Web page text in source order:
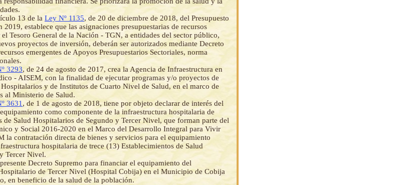
13 de la Ley Nº 1135, de 20 de diciembre de 2018, del Presupuesto
2019, establece que las asignaciones presupuestarias de recursos
Tesoro General de la Nación - TGN, a entidades del sector público,
proyectos de inversión, deberán ser autorizados mediante Decreto
emergentes de Apoyos Presupuestarios Sectoriales, norma
3293, de 24 de agosto de 2017, crea la Agencia de Infraestructura en
- AISEM, con la finalidad de ejecutar programas y/o proyectos de
y de Institutos de Cuarto Nivel de Salud, en el marco de
al Ministerio de Salud.
3631 , de 1 de agosto de 2018, tiene por objeto declarar de interés del
como componente de la infraestructura hospitalaria de
de Salud Hospitalarios de Segundo y Tercer Nivel, que forman parte del
y Social 2016-2020 en el Marco del Desarrollo Integral para Vivir
la contratación directa de bienes y servicios para el equipamiento
hospitalaria de trece (13) Establecimientos de Salud
Tercer Nivel.
Decreto Supremo para financiar el equipamiento del
de Tercer Nivel (Hospital Cobija) en el Municipio de Cobija
en beneficio de la salud de la población.